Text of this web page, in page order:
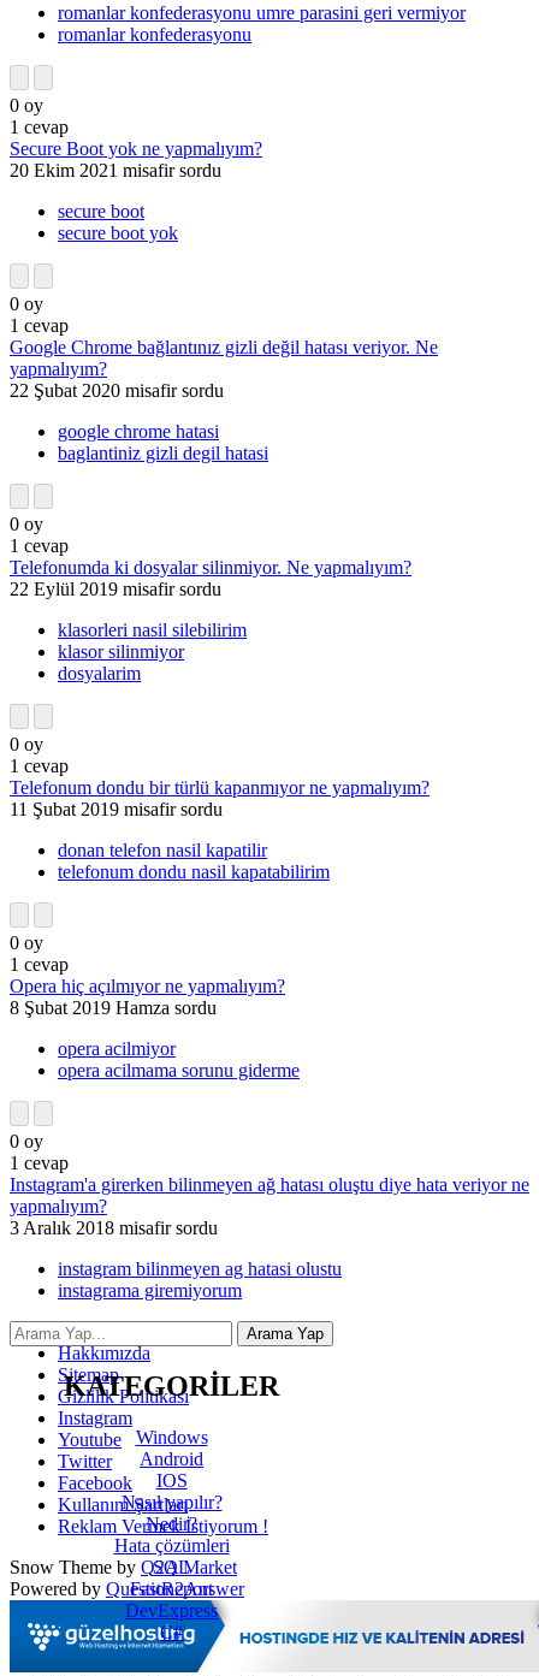
romanlar konfederasyonu umre parasini geri vermiyor
romanlar konfederasyonu
0 oy
1 cevap
Secure Boot yok ne yapmalıyım?
20 Ekim 2021 misafir sordu
secure boot
secure boot yok
0 oy
1 cevap
Google Chrome bağlantınız gizli değil hatası veriyor. Ne
yapmalıyım?
22 Şubat 2020 misafir sordu
google chrome hatasi
baglantiniz gizli degil hatasi
0 oy
1 cevap
Telefonumda ki dosyalar silinmiyor. Ne yapmalıyım?
22 Eylül 2019 misafir sordu
klasorleri nasil silebilirim
klasor silinmiyor
dosyalarim
0 oy
1 cevap
Telefonum dondu bir türlü kapanmıyor ne yapmalıyım?
11 Şubat 2019 misafir sordu
donan telefon nasil kapatilir
telefonum dondu nasil kapatabilirim
0 oy
1 cevap
Opera hiç açılmıyor ne yapmalıyım?
8 Şubat 2019 Hamza sordu
opera acilmiyor
opera acilmama sorunu giderme
0 oy
1 cevap
Instagram'a girerken bilinmeyen ağ hatası oluştu diye hata veriyor ne
yapmalıyım?
3 Aralık 2018 misafir sordu
instagram bilinmeyen ag hatasi olustu
instagrama giremiyorum
KATEGORİLER
Windows
Android
IOS
Nasıl yapılır?
Nedir?
Hata çözümleri
SQL
FastReport
DevExpress
C#
İletişim
Hakkımızda
Sitemap
Gizlilik Politikası
Instagram
Youtube
Twitter
Facebook
Kullanım Şartları
Reklam Vermek İstiyorum !
Snow Theme by Q2A Market
Powered by Question2Answer